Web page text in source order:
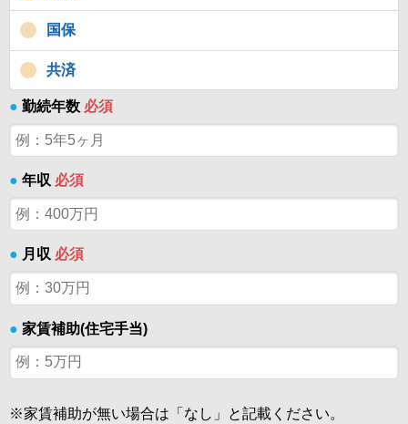
国保
共済
● 勤続年数 必須
● 年収 必須
● 月収 必須
● 家賃補助(住宅手当)
※家賃補助が無い場合は「なし」と記載ください。